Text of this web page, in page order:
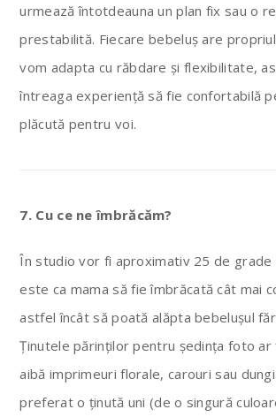
urmează întotdeauna un plan fix sau o
prestabilită. Fiecare bebeluș are
vom adapta cu răbdare și flexibilitate,
întreaga experiență să fie confortabilă
plăcută pentru voi.
7. Cu ce ne îmbrăcăm?
În studio vor fi aproximativ 25 de grade
este ca mama să fie îmbrăcată cât mai
astfel încât să poată alăpta bebelușul
Ținutele părinților pentru ședința foto ar
aibă imprimeuri florale, carouri sau
preferat o ținută uni (de o singură